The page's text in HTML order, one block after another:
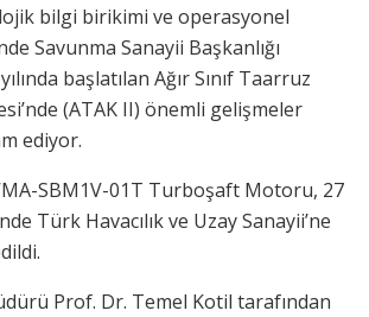
bilgi birikimi ve operasyonel
Savunma Sanayii Başkanlığı
başlatılan Ağır Sınıf Taarruz
(ATAK II) önemli gelişmeler
ediyor.
SBM1V-01T Turboşaft Motoru, 27
Türk Havacılık ve Uzay Sanayii’ne
Prof. Dr. Temel Kotil tarafından